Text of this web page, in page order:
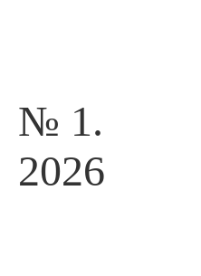
№ 1.
2026